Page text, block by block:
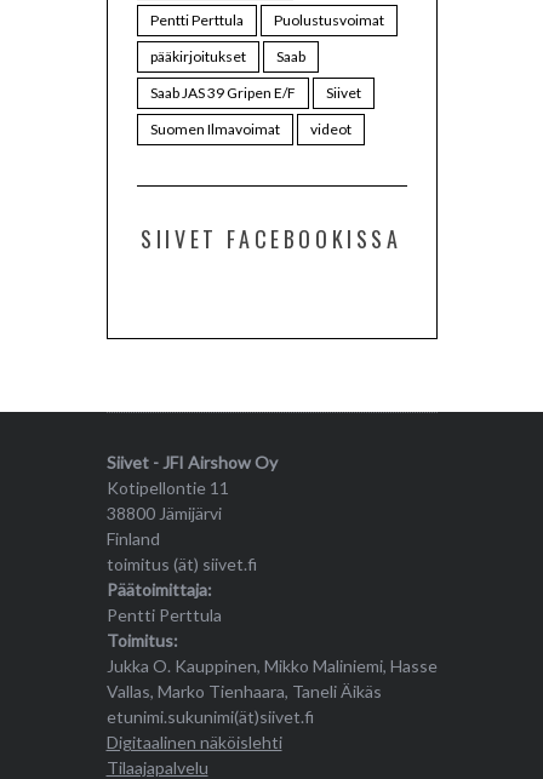
Pentti Perttula
Puolustusvoimat
pääkirjoitukset
Saab
Saab JAS 39 Gripen E/F
Siivet
Suomen Ilmavoimat
videot
SIIVET FACEBOOKISSA
Siivet - JFI Airshow Oy
Kotipellontie 11
38800 Jämijärvi
Finland
toimitus (ät) siivet.fi
Päätoimittaja:
Pentti Perttula
Toimitus:
Jukka O. Kauppinen, Mikko Maliniemi, Hasse
Vallas, Marko Tienhaara, Taneli Äikäs
etunimi.sukunimi(ät)siivet.fi
Digitaalinen näköislehti
Tilaajapalvelu